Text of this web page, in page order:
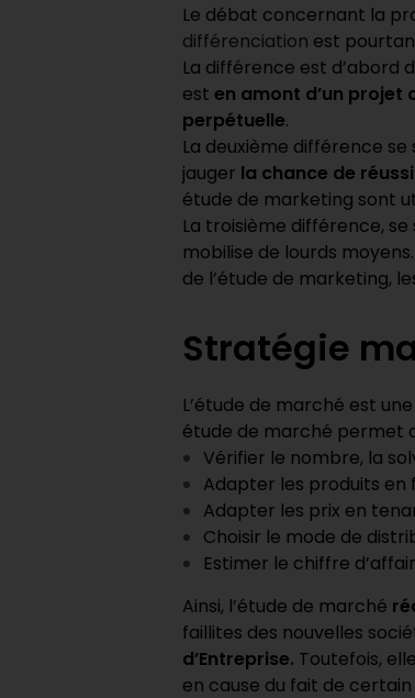
Le débat concernant la
différenciation est
La différence est d’abord
est en amont d’un projet
perpétuelle.
La deuxième différence se
jauger la chance de
étude de marketing sont
La troisième différence,
mobilise de lourds
de l’étude de marketing,
Stratégie
L’étude de marché est
étude de marché permet
Vérifier le nombre, la
Adapter les produits en
Adapter les prix en
Choisir le mode de
Estimer le chiffre
Ainsi, l’étude de marché
faillites des nouvelles
d’Entreprise. Toutefois,
en cause du fait de